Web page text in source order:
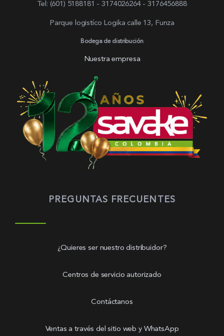
Tel: (601) 5188181 - 3174026264 - 3176456888
Parque logistíco Logika calle 13, Funza
Bodega de distribución
Nuestra empresa
PREGUNTAS FRECUENTES
¿Quieres ser nuestro distribuidor?
Centros de servicio autorizado
Contáctanos
Ventas a través del sitio web y WhatsApp